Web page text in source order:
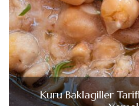
Kuru Baklagiller